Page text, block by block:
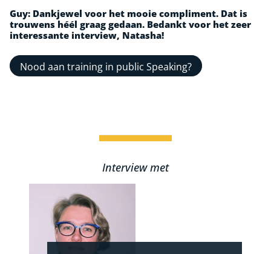
Guy: Dankjewel voor het mooie compliment. Dat is
trouwens héél graag gedaan. Bedankt voor het zeer
interessante interview, Natasha!
Nood aan training in public Speaking?
Interview met